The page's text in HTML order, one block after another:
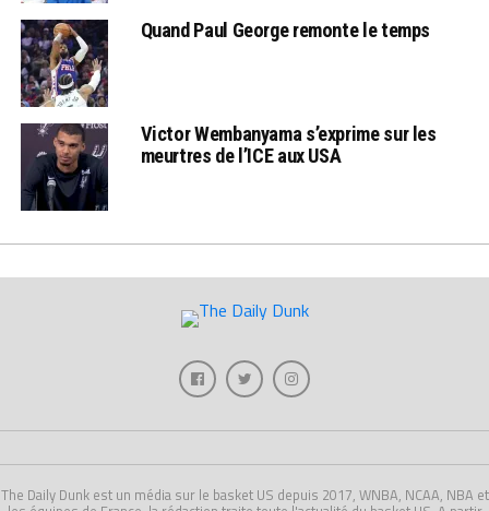
Quand Paul George remonte le temps
Victor Wembanyama s’exprime sur les
meurtres de l’ICE aux USA
The Daily Dunk est un média sur le basket US depuis 2017, WNBA, NCAA, NBA et